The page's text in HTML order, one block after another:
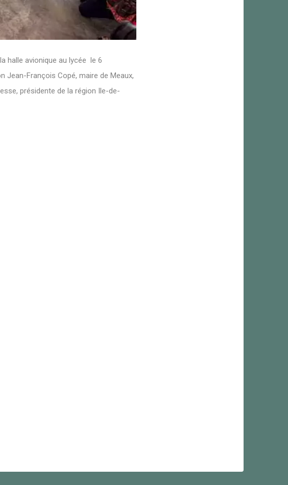
halle avionique au lycée le 6
Jean-François Copé, maire de Meaux,
présidente de la région Ile-de-